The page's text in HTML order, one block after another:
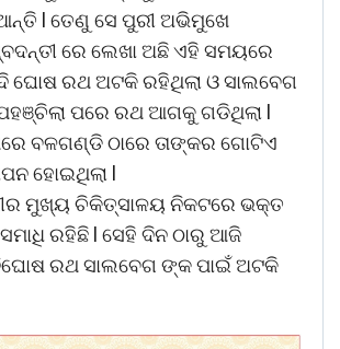
l ତେଣୁ ସେ ପୁରୀ ଅଭିମୁଖେ
ରେ ଲେଖା ଅଛି ଏହି ସମୟରେ
ଘୋଷ ରଥ ଅଟକି ରହିଥିଲା ଓ ସାଲବେଗ
ପରେ ରଥ ଆଗକୁ ଗଡିଥିଲା l
ବଳଗଣ୍ଡି ଠାରେ ତାଙ୍କର ଗୋଟିଏ
ହୋଇଥିଲା l
ମୁଖ୍ୟ ଚିକିତ୍ସାଳୟ ନିକଟରେ ଭକ୍ତ
ରହିଛି l ସେହି ଦିନ ଠାରୁ ଆଜି
ରଥ ସାଲବେଗ ଙ୍କ ପାଇଁ ଅଟକି